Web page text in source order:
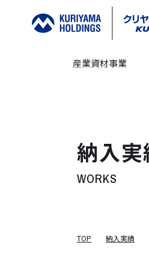
産業資材事業
納入実
WORKS
TOP 納入実績